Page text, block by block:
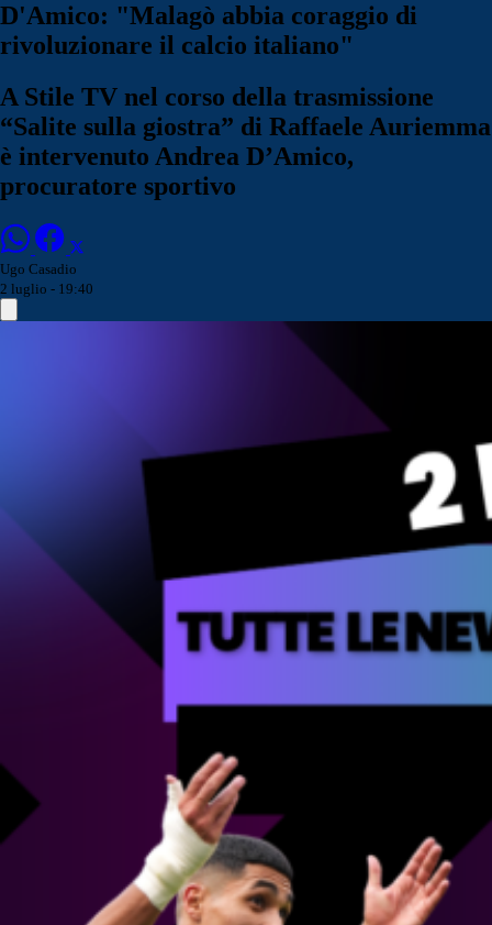
D'Amico: "Malagò abbia coraggio di
rivoluzionare il calcio italiano"
A Stile TV nel corso della trasmissione
“Salite sulla giostra” di Raffaele Auriemma
è intervenuto Andrea D’Amico,
procuratore sportivo
Ugo Casadio
2 luglio - 19:40